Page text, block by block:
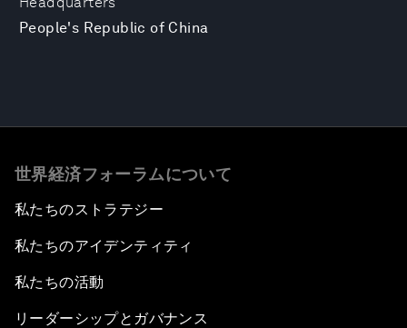
People's Republic of China
世界経済フォーラムについて
私たちのストラテジー
私たちのアイデンティティ
私たちの活動
リーダーシップとガバナンス